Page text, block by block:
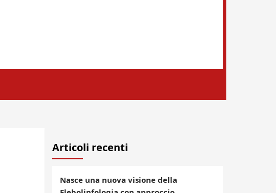
Articoli recenti
Nasce una nuova visione della